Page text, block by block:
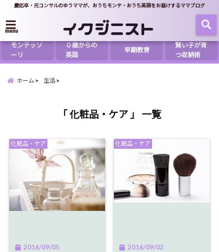
慶応卒・元コンサルのゆうママが、おうちモンテ・おうち英語をお届けするママブログ
menu
モンテッソ
ーリ
０歳からの
英語
早期教育
賢い子が育
つ収納術
ホーム 生活
「 化粧品・ケア 」 一覧
化粧品・ケア
2016/09/05
化粧品・ケア
2016/09/02